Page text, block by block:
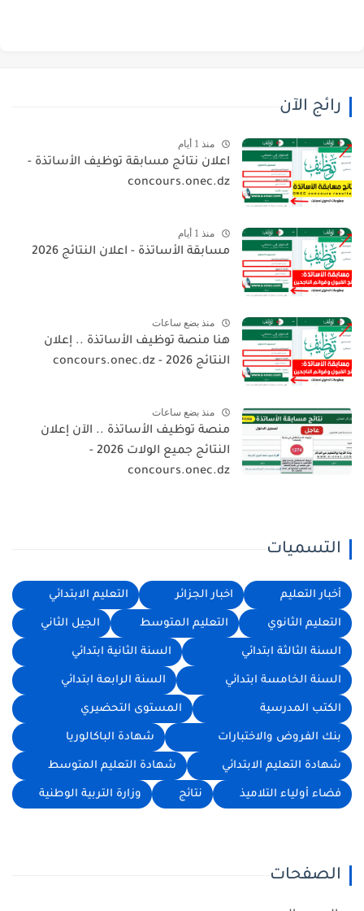
رائج الآن
منذ 1 أيام
اعلان نتائج مسابقة توظيف الأساتذة -
concours.onec.dz
منذ 1 أيام
مسابقة الأساتذة - اعلان النتائج 2026
منذ بضع ساعات
هنا منصة توظيف الأساتذة .. إعلان
النتائج 2026 - concours.onec.dz
منذ بضع ساعات
منصة توظيف الأساتذة .. الآن إعلان
النتائج جميع الولات 2026 -
concours.onec.dz
التسميات
أخبار التعليم اخبار الجزائر التعليم الابتدائي
التعليم الثانوي التعليم المتوسط الجيل الثاني
السنة الثالثة ابتدائي السنة الثانية ابتدائي
السنة الخامسة ابتدائي السنة الرابعة ابتدائي
الكتب المدرسية المستوى التحضيري
بنك الفروض والاختبارات شهادة الباكالوريا
شهادة التعليم الابتدائي شهادة التعليم المتوسط
فضاء أولياء التلاميذ نتائج وزارة التربية الوطنية
الصفحات